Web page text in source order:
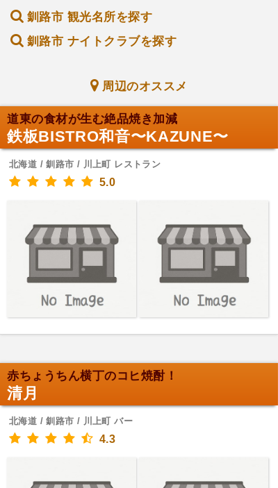
釧路市 観光名所を探す
釧路市 ナイトクラブを探す
周辺のオススメ
道東の食材が生む絶品焼き加減
鉄板BISTRO和音〜KAZUNE〜
北海道 / 釧路市 / 川上町 レストラン
5.0
赤ちょうちん横丁のコヒ焼酎！
清月
北海道 / 釧路市 / 川上町 バー
4.3